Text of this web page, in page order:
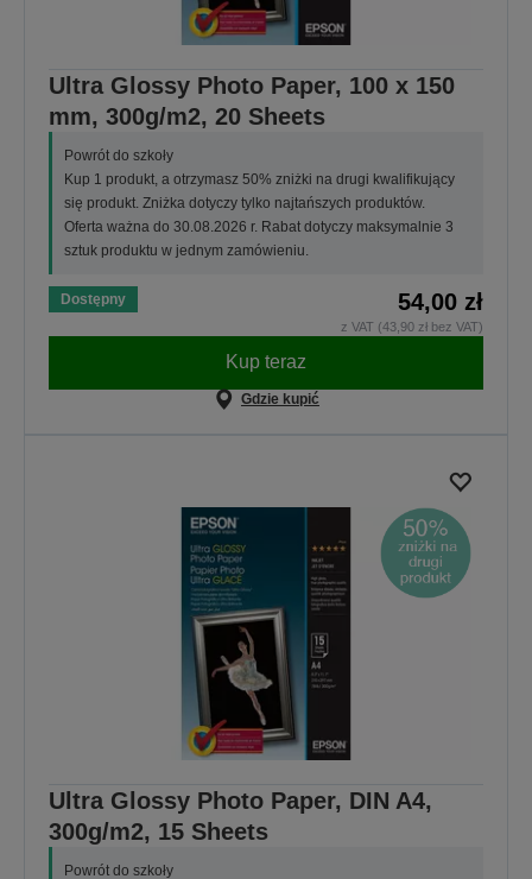
Ultra Glossy Photo Paper, 100 x 150
mm, 300g/m2, 20 Sheets
Powrót do szkoły
Kup 1 produkt, a otrzymasz 50% zniżki na drugi kwalifikujący
się produkt. Zniżka dotyczy tylko najtańszych produktów.
Oferta ważna do 30.08.2026 r. Rabat dotyczy maksymalnie 3
sztuk produktu w jednym zamówieniu.
Dostępny 54,00 zł
z VAT (43,90 zł bez VAT)
Kup teraz
Gdzie kupić
Ultra Glossy Photo Paper, DIN A4,
300g/m2, 15 Sheets
Powrót do szkoły